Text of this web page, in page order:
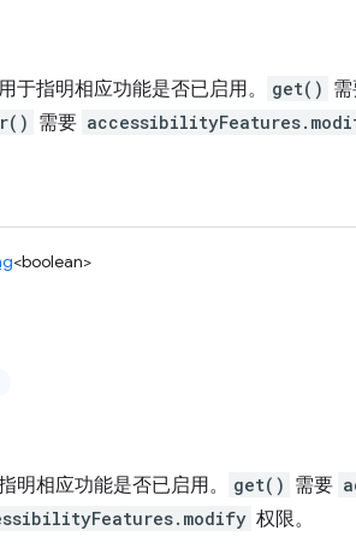
于指明相应功能是否已启用。 get()
需要
<boolean>
明相应功能是否已启用。 get() 需要
权限。